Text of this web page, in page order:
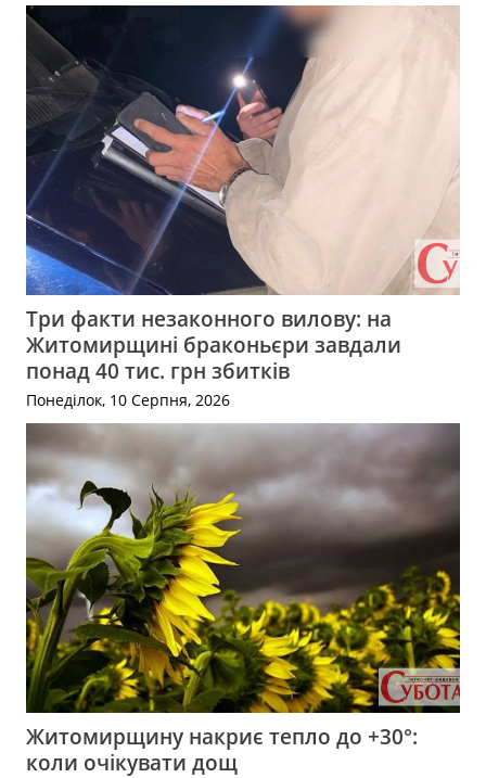
Три факти незаконного вилову: на
Житомирщині браконьєри завдали
понад 40 тис. грн збитків
Понеділок, 10 Серпня, 2026
Житомирщину накриє тепло до +30°:
коли очікувати дощ